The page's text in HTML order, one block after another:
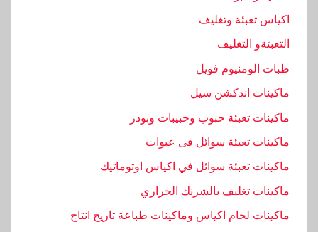
اكياس تعبئة وتغليف
التعبئةو التغليف
طبات الومنيوم فويل
ماكينات اندكشن سيل
ماكينات تعبئة حبوب وحبيبات وبودر
ماكينات تعبئة سوائل فى عبوات
ماكينات تعبئة سوائل في اكياس اوتوماتيك
ماكينات تغليف بالشرنك الحراري
ماكينات لحام اكياس وماكينات طباعة تاريخ انتاج